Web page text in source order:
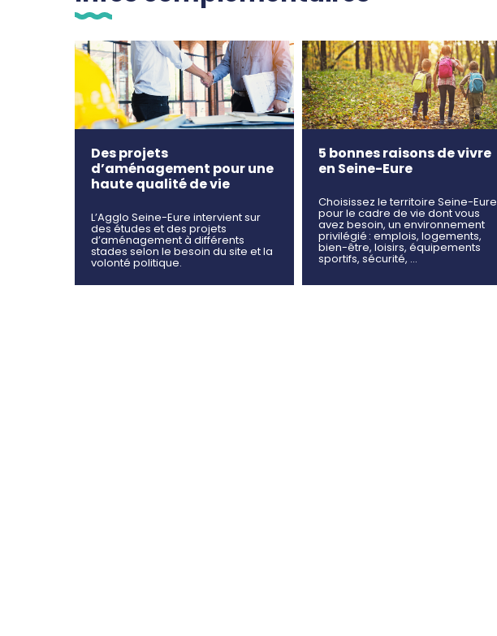
Des projets
d’aménagement pour une
haute qualité de vie
L’Agglo Seine-Eure intervient sur
des études et des projets
d’aménagement à différents
stades selon le besoin du site et la
volonté politique.
5 bonnes raisons de vivre
en Seine-Eure
Choisissez le territoire Seine-Eure
pour le cadre de vie dont vous
avez besoin, un environnement
privilégié : emplois, logements,
bien-être, loisirs, équipements
sportifs, sécurité, …